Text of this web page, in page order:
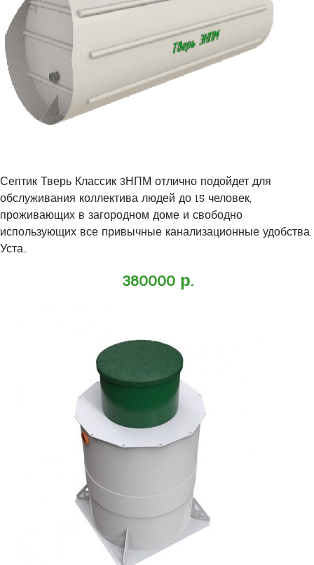
Септик Тверь Классик 3НПМ отлично подойдет для
обслуживания коллектива людей до 15 человек,
проживающих в загородном доме и свободно
использующих все привычные канализационные удобства.
Уста..
380000 р.